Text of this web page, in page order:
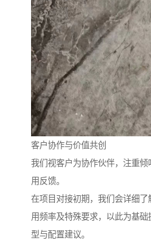
客户协作与价值共创
我们视客户为协作伙伴，注重
用反馈。
在项目对接初期，我们会详细
用频率及特殊要求，以此为基
型与配置建议。